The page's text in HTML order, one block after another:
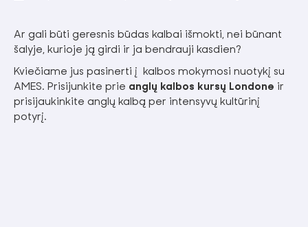
Ar gali būti geresnis būdas kalbai išmokti, nei būnant
šalyje, kurioje ją girdi ir ja bendrauji kasdien?
Kviečiame jus pasinerti į kalbos mokymosi nuotykį su
AMES. Prisijunkite prie anglų kalbos kursų Londone ir
prisijaukinkite anglų kalbą per intensyvų kultūrinį
potyrį.